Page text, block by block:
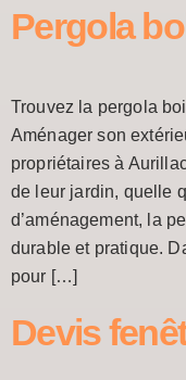
Pergola
Trouvez la pergola
Aménager son
propriétaires à
de leur jardin, quelle
d’aménagement, la
durable et pratique.
pour […]
Devis